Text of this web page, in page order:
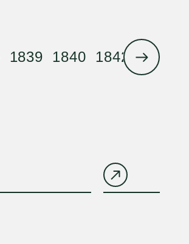
1839 1840 1842 1844